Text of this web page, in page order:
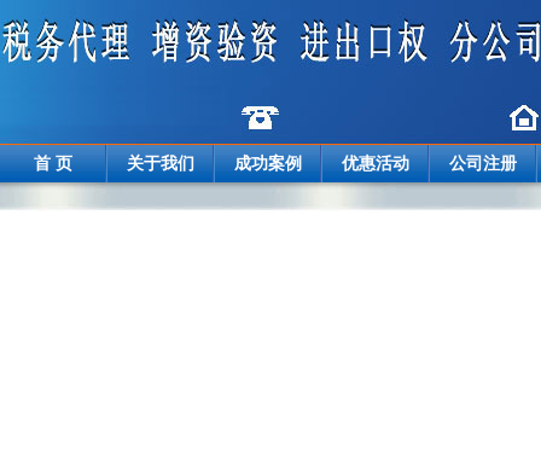
首 页 关于我们 成功案例 优惠活动 公司注册